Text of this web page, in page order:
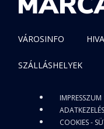
VÁROSINFO
SZÁLLÁSHELYEK
IMPRESSZUM
COOKIES -